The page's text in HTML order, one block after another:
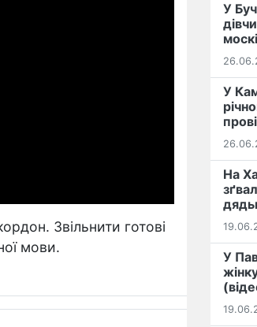
Звільнити готові
мови.
У
У
На
У